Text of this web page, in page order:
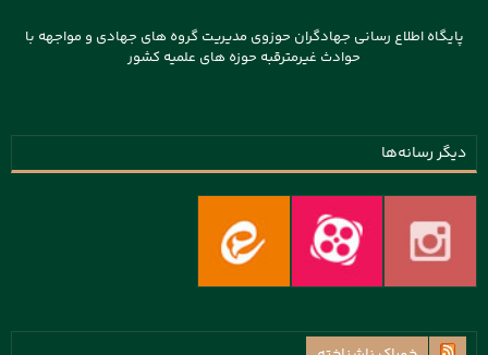
پایگاه اطلاع رسانی جهادگران حوزوی مدیریت گروه های جهادی و مواجهه با
حوادث غیرمترقبه حوزه های علمیه کشور
دیگر رسانه‌ها